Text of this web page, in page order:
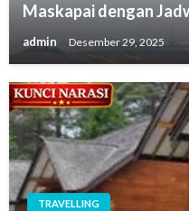
Maskapai dengan
admin Desember 29, 2025
TRAVELLING